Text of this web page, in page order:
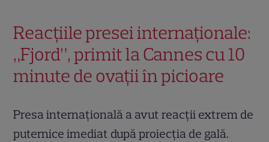
Reacțiile presei internaționale:
„Fjord”, primit la Cannes cu 10
minute de ovații în picioare
Presa internațională a avut reacții extrem de
puternice imediat după proiecția de gală.